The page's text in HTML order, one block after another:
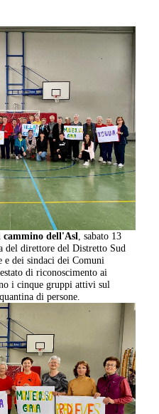
dell'Asl , sabato 13
del direttore del Distretto Sud
e dei sindaci dei Comuni
di riconoscimento ai
i cinque gruppi attivi sul
di persone.